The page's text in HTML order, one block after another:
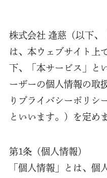
株式会社 逢慈（以下、
は、本ウェブサイト上
下、「本サービス」と
ーザーの個人情報の取
りプライバシーポリシ
といいます。）を定め
第1条（個人情報）
「個人情報」とは、個